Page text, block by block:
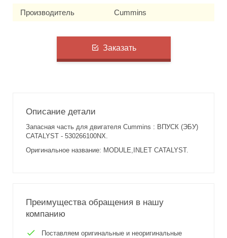
Производитель Cummins
Заказать
Описание детали
Запасная часть для двигателя Cummins : ВПУСК (ЭБУ)
CATALYST - 530266100NX.
Оригинальное название: MODULE,INLET CATALYST.
Преимущества обращения в нашу
компанию
Поставляем оригинальные и неоригинальные